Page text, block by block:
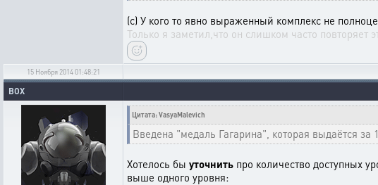
(с) У кого то явно выраженный комплекс не
Только я заметил,что он слишком часто повторяет
15 Ноября 2014 01:48:21
BOX
Цитата: VasyaMalevich
Введена "медаль Гагарина", которая выдаётся
Хотелось бы уточнить про количество доступных
выше одного уровня: